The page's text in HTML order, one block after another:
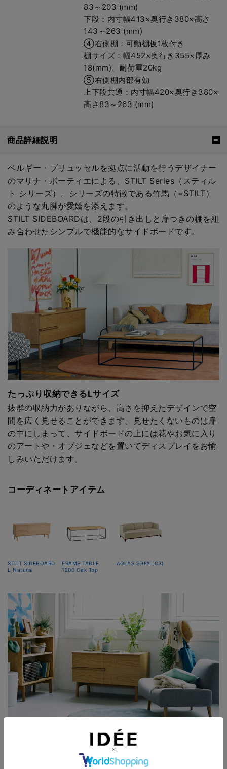
83～203 (mm)
下段：内寸幅413×奥行き380×高さ
143～263 (mm)
④右側棚：可動棚板1枚付き
棚サイズ：幅452×奥行き355×厚み
18(mm)、耐荷重20kg
⑤右側棚内部有効
上下段共通：内寸幅420×奥行き380×
高さ83～263 (mm)
商品詳細説明
ベルギー・ブリュッセルを拠点に活動を行うデザイナー
のマリナ・ボーティエによる、STILT Series（スティル
ト シリーズ）。シリーズの特徴である竹馬（=STILT）
のような丸脚が愛嬌を添えます。
STILT SIDEBOARDは、2段の引き出しと扉つきの棚を組
み合わせたシンプルで機能的なサイドボードです。
たっぷり収納できるLサイズ
抜群の収納力がありながら、高さを抑えたデザインで空
間を広く見せることができます。見せたくないものは扉
の中にしまって、サイドボードの上には花やお気に入り
のアートや・オブジェなどを置いてディスプレイをお愉
しみいただけます。
コーディネートアイテム
STILT SIDEBOARD
L Natural
FRAME TABLE
1200 Oak Top
AGLAS SOFA (C3)
コンパクトな空間にもフィットするSサイズ
幅940mmのSサイズは一人暮らしのお部屋やベッドルー
ムなどにおすすめです。コンパクトでも収納力があるた